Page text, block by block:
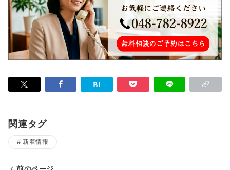
関連タグ
新着情報